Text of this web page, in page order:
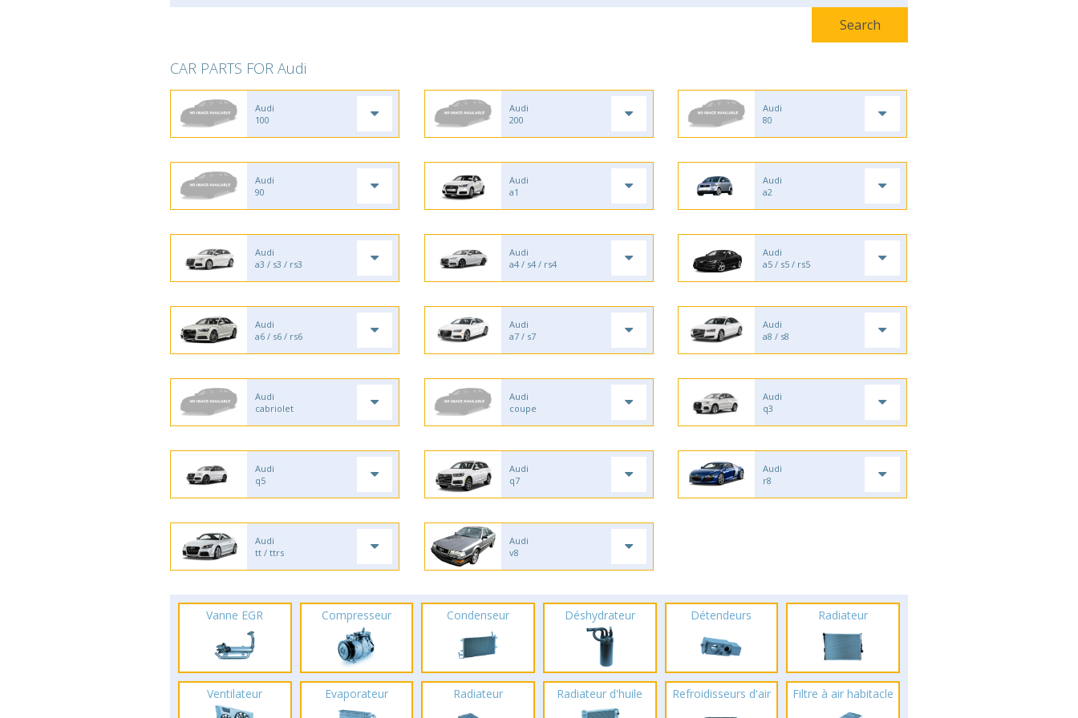
CAR PARTS FOR Audi
Audi
100
Audi
200
Audi
80
Audi
90
Audi
a1
Audi
a2
Audi
a3 / s3 / rs3
Audi
a4 / s4 / rs4
Audi
a5 / s5 / rs5
Audi
a6 / s6 / rs6
Audi
a7 / s7
Audi
a8 / s8
Audi
cabriolet
Audi
coupe
Audi
q3
Audi
q5
Audi
q7
Audi
r8
Audi
tt / ttrs
Audi
v8
Vanne EGR Compresseur Condenseur Déshydrateur Détendeurs Radiateur
Ventilateur Evaporateur Radiateur Radiateur d'huile Refroidisseurs d'air Filtre à air habitacle